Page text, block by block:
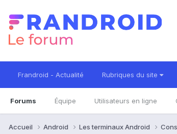
Frandroid - Actualité Rubriques du site
Forums Équipe Utilisateurs en ligne
Accueil Android Les terminaux Android